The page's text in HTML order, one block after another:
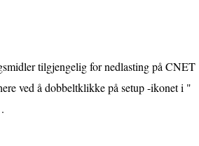
tilgjengelig for nedlasting på CNET
ved å dobbeltklikke på setup -ikonet i "